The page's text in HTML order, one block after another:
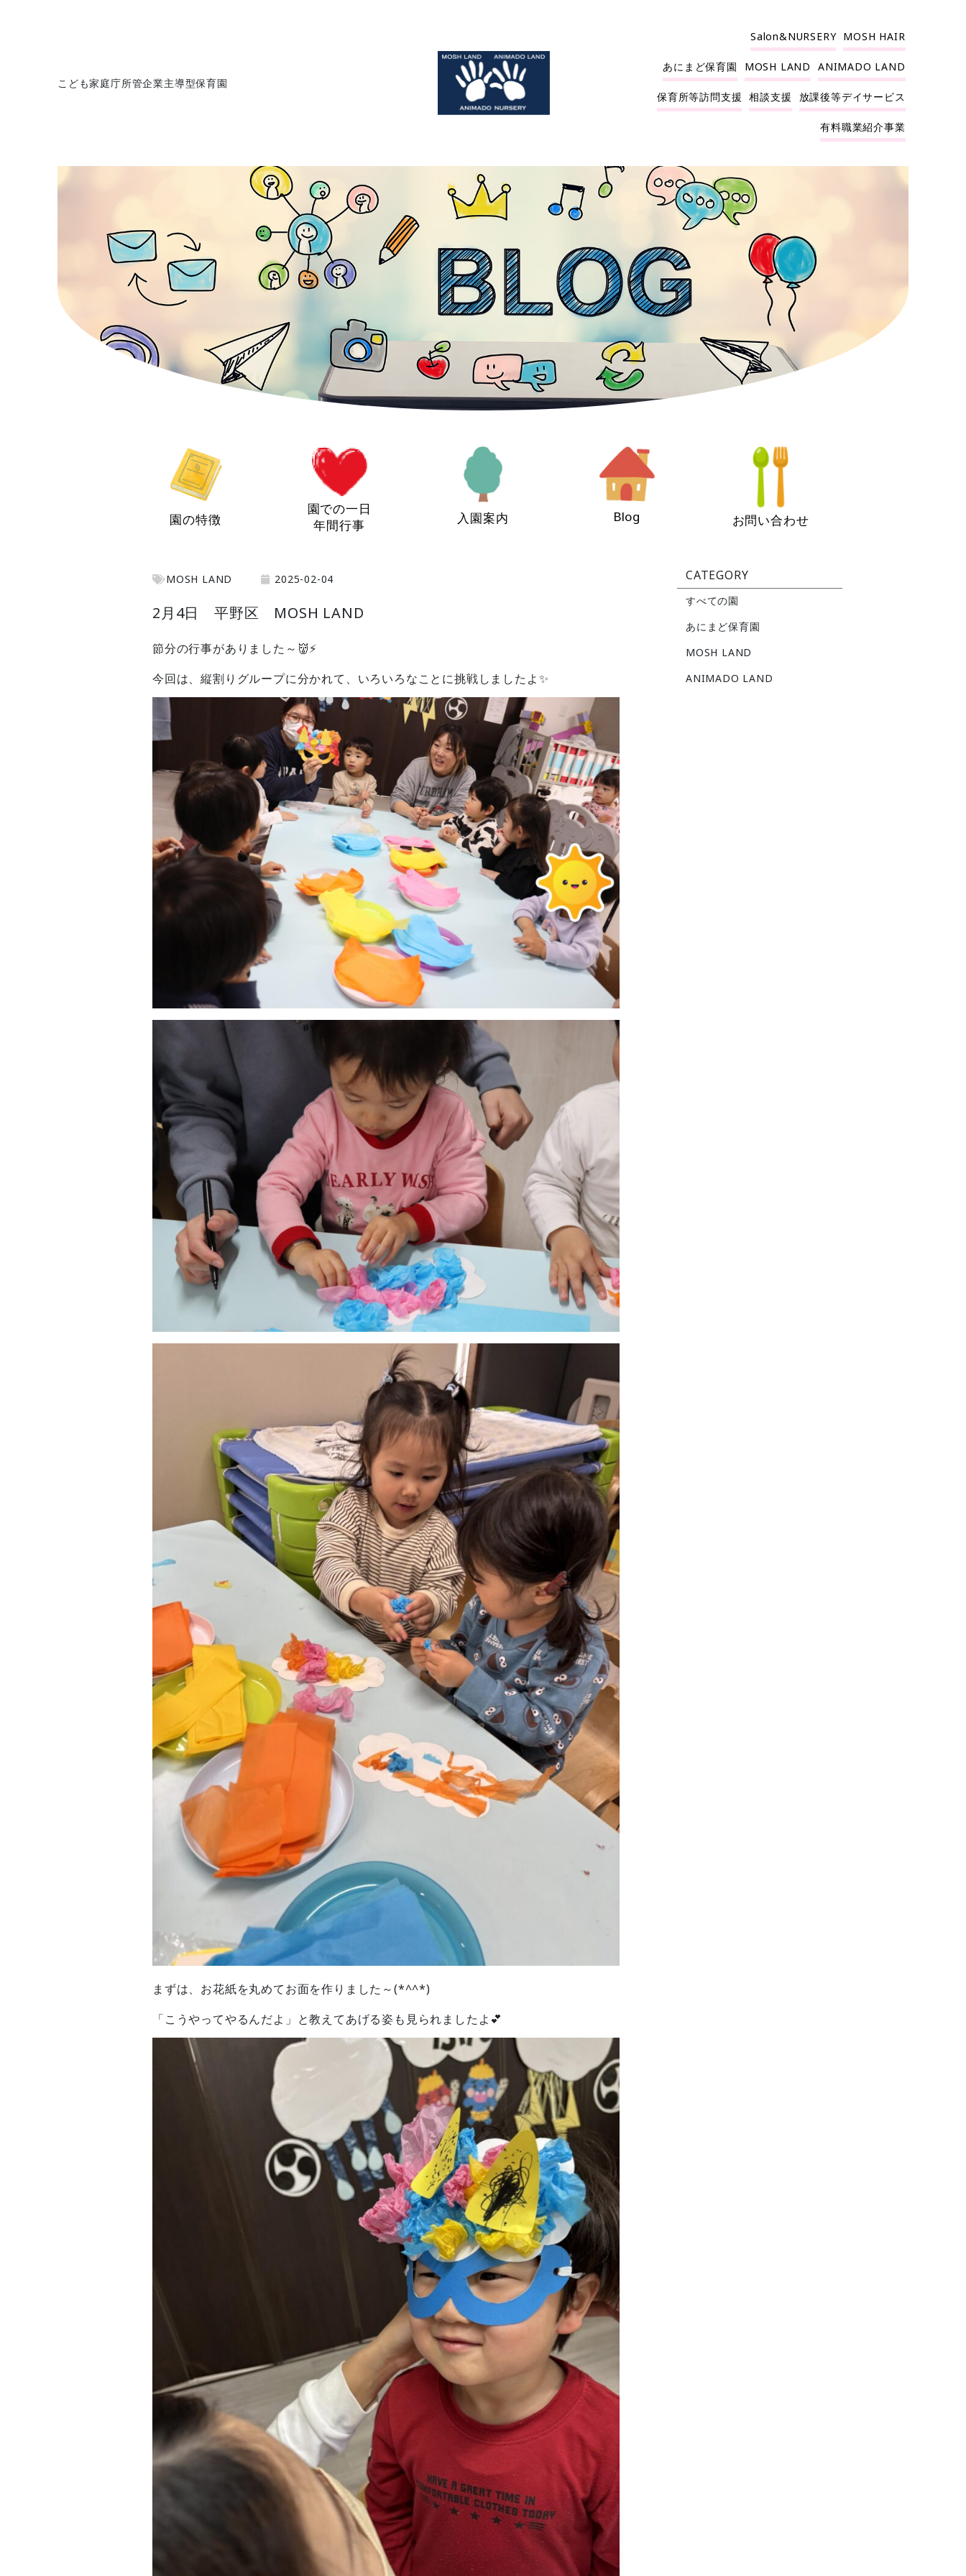
こども家庭庁所管企業主導型保育園
Salon&NURSERY MOSH HAIR
あにまど保育園 MOSH LAND ANIMADO LAND
保育所等訪問支援 相談支援 放課後等デイサービス
有料職業紹介事業
園の特徴
園での一日
年間行事
入園案内 Blog お問い合わせ
MOSH LAND 2025-02-04
2月4日 平野区 MOSH LAND
節分の行事がありました～👹⚡
今回は、縦割りグループに分かれて、いろいろなことに挑戦しましたよ✨
まずは、お花紙を丸めてお面を作りました～(*^^*)
「こうやってやるんだよ」と教えてあげる姿も見られましたよ💕
CATEGORY
すべての園
あにまど保育園
MOSH LAND
ANIMADO LAND